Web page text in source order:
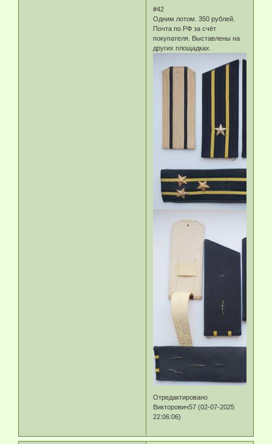
#42
Одним лотом. 350 рублей.
Почта по РФ за счёт
покупателя. Выставлены на
других площадках.
Отредактировано
Викторович57 (02-07-2025
22:06:06)